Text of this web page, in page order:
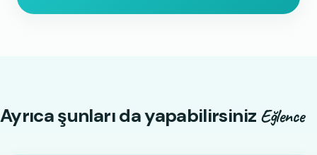
Ayrıca şunları da yapabilirsiniz Eğlence